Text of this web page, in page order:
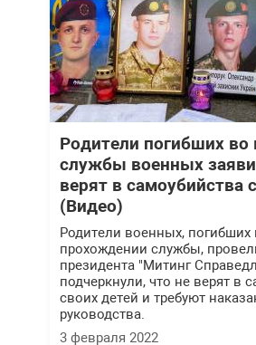
Родители погибших во
службы военных
верят в самоубийства
(Видео)
Родители военных, погибших
прохождении службы,
президента "Митинг
подчеркнули, что не верят в
своих детей и требуют
руководства.
3 февраля 2022